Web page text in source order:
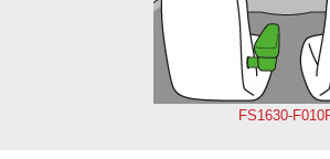
FS1630-